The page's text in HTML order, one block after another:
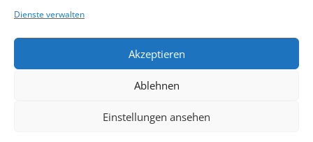
Dienste verwalten
Akzeptieren
Ablehnen
Einstellungen ansehen